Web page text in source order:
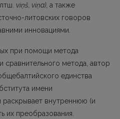
viņš, viņa), а также
литовских говоров
инновациями.
при помощи метода
сравнительного метода, автор
единства
имени
раскрывает внутреннюю (и
их преобразования.